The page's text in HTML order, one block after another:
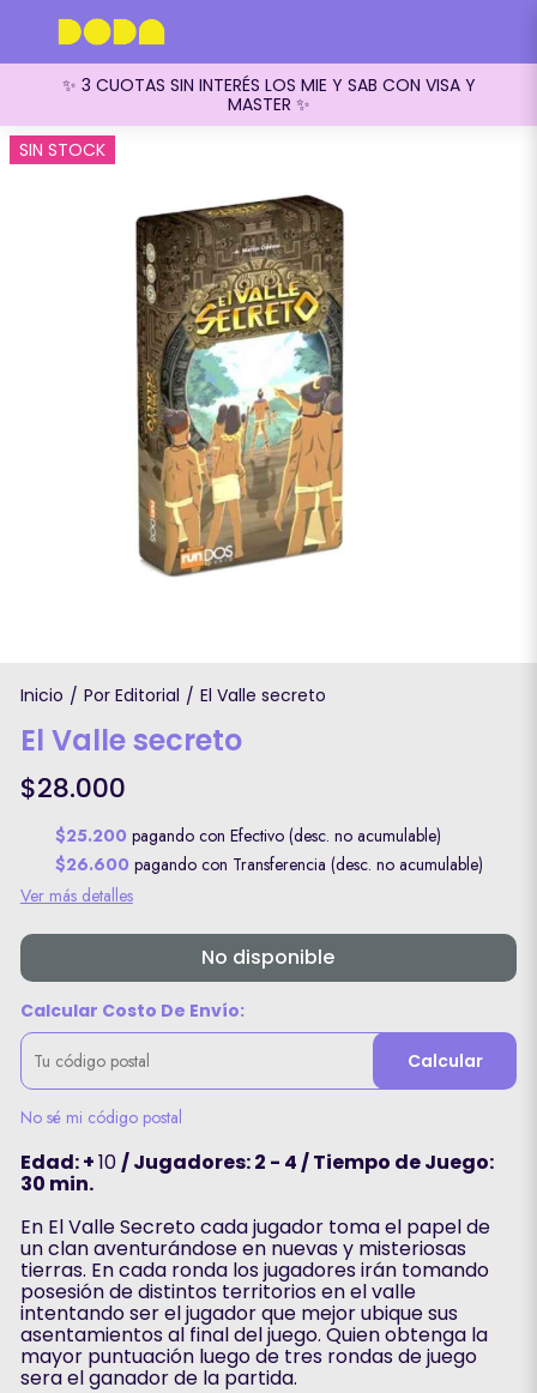
✨ 3 CUOTAS SIN INTERÉS LOS MIE Y SAB CON VISA Y
MASTER ✨
SIN STOCK
Inicio / Por Editorial / El Valle secreto
El Valle secreto
$28.000
$25.200 pagando con Efectivo (desc. no acumulable)
$26.600 pagando con Transferencia (desc. no acumulable)
Ver más detalles
No disponible
Calcular Costo De Envío:
Calcular
No sé mi código postal
Edad: +10/ Jugadores: 2 - 4 / Tiempo de Juego:
30 min.
En El Valle Secreto cada jugador toma el papel de
un clan aventurándose en nuevas y misteriosas
tierras. En cada ronda los jugadores irán tomando
posesión de distintos territorios en el valle
intentando ser el jugador que mejor ubique sus
asentamientos al final del juego. Quien obtenga la
mayor puntuación luego de tres rondas de juego
sera el ganador de la partida.